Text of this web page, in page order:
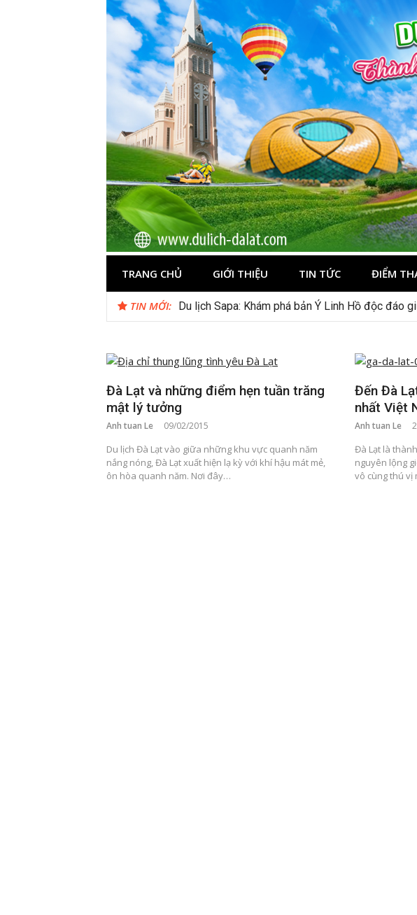
Du lịch Đà Lạt
TRANG CHỦ GIỚI THIỆU TIN TỨC ĐIỂM
TIN MỚI: Du lịch Sapa: Khám phá bản Ý Linh Hồ độc đáo
Đà Lạt và những điểm hẹn tuần trăng
mật lý tưởng
Anh tuan Le 09/02/2015
Du lịch Đà Lạt vào giữa những khu vực quanh năm
nắng nóng, Đà Lạt xuất hiện lạ kỳ với khí hậu mát mẻ,
ôn hòa quanh năm. Nơi đây…
Đến Đà
nhất Việt
Anh tuan Le
Đà Lạt là
nguyên lộng
vô cùng thú